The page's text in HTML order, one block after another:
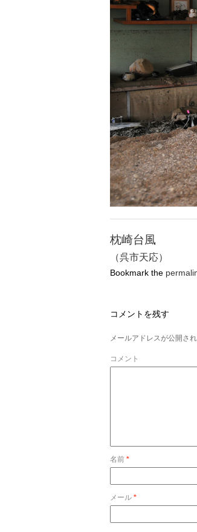
枕崎台風
（呉市天応）
Bookmark the
コメントを残す
メールアドレスが公開さ
コメント
名前 *
メール *